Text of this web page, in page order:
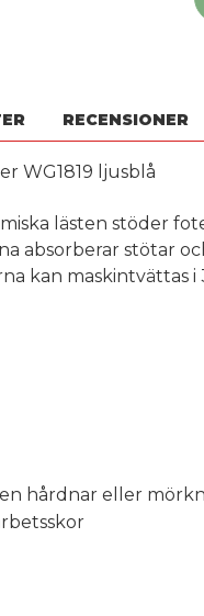
RECENSIONER
WG1819 ljusblå
lästen stöder
absorberar stötar
kan maskintvättas i
hårdnar eller